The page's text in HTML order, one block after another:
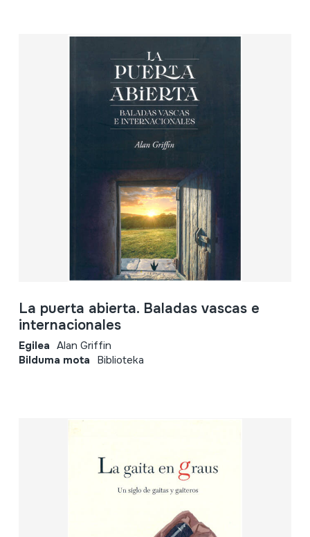
La puerta abierta. Baladas vascas e
internacionales
Egilea Alan Griffin
Bilduma mota Biblioteka